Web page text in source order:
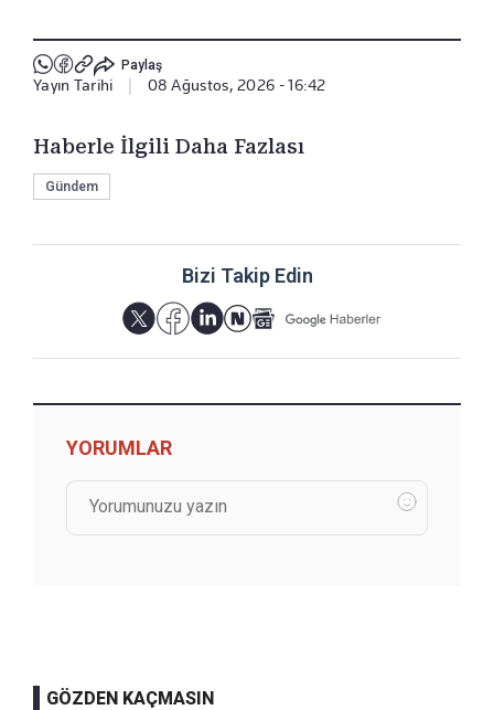
Paylaş
Yayın Tarihi 08 Ağustos, 2026 - 16:42
Haberle İlgili Daha Fazlası
Gündem
Bizi Takip Edin
YORUMLAR
GÖZDEN KAÇMASIN